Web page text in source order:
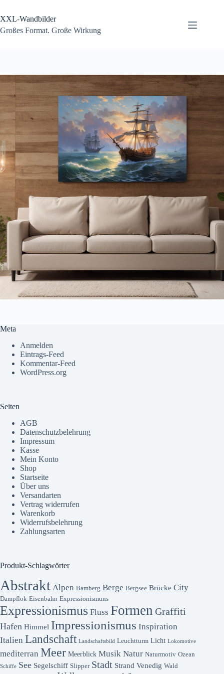
springen
XXL-Wandbilder
Großes Format. Große Wirkung
Meta
Anmelden
Eintrags-Feed
Kommentar-Feed
WordPress.org
Seiten
AGB
Datenschutzbelehrung
Impressum
Kasse
Mein Konto
Shop
Startseite
Über uns
Versandarten
Vertrag widerrufen
Warenkorb
Widerrufsbelehrung
Zahlungsarten
Produkt-Schlagwörter
Abstrakt Alpen Bamberg Berge Bergsee Brücke City
Dampflok Eisenbahn Expressionismuns
Expressionismus Fluss Formen Graffiti
Hafen Himmel Impressionismus Inspiration
Italien Landschaft Landschaftsbild Leuchtturm Licht Lokomotive
mediterran Meer Meerblick Musik Natur Naturmotiv Ozean
Schiffe See Segelschiff Slipper Stadt Strand Venedig Wald